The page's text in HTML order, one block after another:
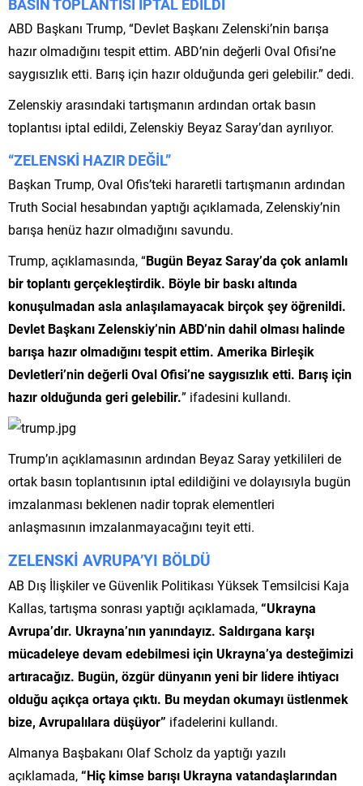
ABD Başkanı Trump, “Devlet Başkanı Zelenski’nin barışa
hazır olmadığını tespit ettim. ABD’nin değerli Oval Ofisi’ne
saygısızlık etti. Barış için hazır olduğunda geri gelebilir.” dedi.
Zelenskiy arasındaki tartışmanın ardından ortak basın
toplantısı iptal edildi, Zelenskiy Beyaz Saray’dan ayrılıyor.
“ZELENSKİ HAZIR DEĞİL”
Başkan Trump, Oval Ofis’teki hararetli tartışmanın ardından
Truth Social hesabından yaptığı açıklamada, Zelenskiy’nin
barışa henüz hazır olmadığını savundu.
Trump, açıklamasında, “Bugün Beyaz Saray’da çok anlamlı
bir toplantı gerçekleştirdik. Böyle bir baskı altında
konuşulmadan asla anlaşılamayacak birçok şey öğrenildi.
Devlet Başkanı Zelenskiy’nin ABD’nin dahil olması halinde
barışa hazır olmadığını tespit ettim. Amerika Birleşik
Devletleri’nin değerli Oval Ofisi’ne saygısızlık etti. Barış için
hazır olduğunda geri gelebilir.” ifadesini kullandı.
Trump’ın açıklamasının ardından Beyaz Saray yetkilileri de
ortak basın toplantısının iptal edildiğini ve dolayısıyla bugün
imzalanması beklenen nadir toprak elementleri
anlaşmasının imzalanmayacağını teyit etti.
ZELENSKİ AVRUPA’YI BÖLDÜ
AB Dış İlişkiler ve Güvenlik Politikası Yüksek Temsilcisi Kaja
Kallas, tartışma sonrası yaptığı açıklamada,“Ukrayna
Avrupa’dır. Ukrayna’nın yanındayız. Saldırgana karşı
mücadeleye devam edebilmesi için Ukrayna’ya desteğimizi
artıracağız. Bugün, özgür dünyanın yeni bir lidere ihtiyacı
olduğu açıkça ortaya çıktı. Bu meydan okumayı üstlenmek
bize, Avrupalılara düşüyor” ifadelerini kullandı.
Almanya Başbakanı Olaf Scholz da yaptığı yazılı
açıklamada,“Hiç kimse barışı Ukrayna vatandaşlarından